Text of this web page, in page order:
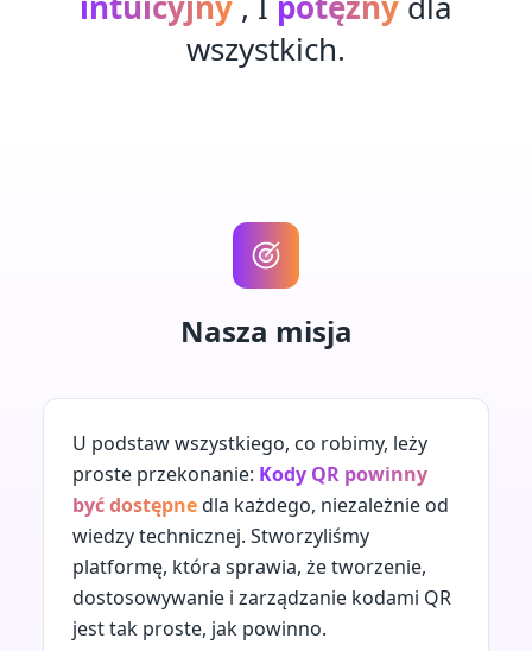
wszystkich.
Nasza misja
U podstaw wszystkiego, co robimy, leży
proste przekonanie: Kody QR powinny
być dostępnedla każdego, niezależnie od
wiedzy technicznej. Stworzyliśmy
platformę, która sprawia, że ​​tworzenie,
dostosowywanie i zarządzanie kodami QR
jest tak proste, jak powinno.